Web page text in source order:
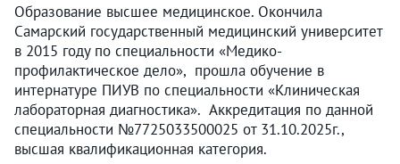
Образование высшее медицинское. Окончила
Самарский государственный медицинский университет
в 2015 году по специальности «Медико-
профилактическое дело», прошла обучение в
интернатуре ПИУВ по специальности «Клиническая
лабораторная диагностика». Аккредитация по данной
специальности №7725033500025 от 31.10.2025г.,
высшая квалификационная категория.